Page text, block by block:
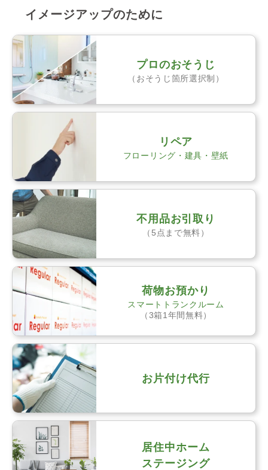
イメージアップのために
プロのおそうじ
（おそうじ箇所選択制）
リペア
フローリング・建具・壁紙
不用品お引取り
（5点まで無料）
荷物お預かり
スマートトランクルーム
（3箱1年間無料）
お片付け代行
居住中ホーム
ステージング